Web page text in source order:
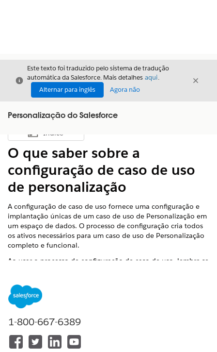
Fechar
Este texto foi traduzido pelo sistema de tradução
automática da Salesforce. Mais detalhes aqui.
Alternar para inglês
Agora não
Fechar
Personalização do Salesforce
Mostrar índice
Índice
O que saber sobre a
configuração de caso de uso
de personalização
A configuração de caso de uso fornece uma configuração e
implantação únicas de um caso de uso de Personalização em
um espaço de dados. O processo de configuração cria todos
os ativos necessários para um caso de uso de Personalização
completo e funcional.
Ao usar o processo de configuração de caso de uso, lembre-se
As opções de caso de uso atualmente suportadas nessa
configuração são destinadas a clientes que não têm
Gráficos de dados de perfil no espaço de dados em que
pretendem implantar o caso de uso.
Concluir esse processo cria e implementa um gráfico de
dados de perfil para o caso de uso selecionado. Por isso:
Não é possível implantar um caso de uso em um
1-800-667-6389